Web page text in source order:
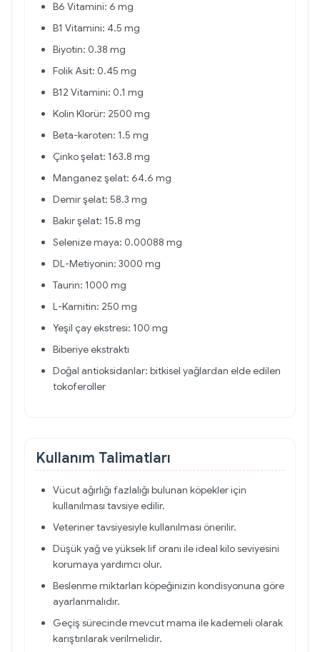
B6 Vitamini: 6 mg
B1 Vitamini: 4.5 mg
Biyotin: 0.38 mg
Folik Asit: 0.45 mg
B12 Vitamini: 0.1 mg
Kolin Klorür: 2500 mg
Beta-karoten: 1.5 mg
Çinko şelat: 163.8 mg
Manganez şelat: 64.6 mg
Demir şelat: 58.3 mg
Bakır şelat: 15.8 mg
Selenize maya: 0.00088 mg
DL-Metiyonin: 3000 mg
Taurin: 1000 mg
L-Karnitin: 250 mg
Yeşil çay ekstresi: 100 mg
Biberiye ekstraktı
Doğal antioksidanlar: bitkisel yağlardan elde edilen
tokoferoller
Kullanım Talimatları
Vücut ağırlığı fazlalığı bulunan köpekler için
kullanılması tavsiye edilir.
Veteriner tavsiyesiyle kullanılması önerilir.
Düşük yağ ve yüksek lif oranı ile ideal kilo seviyesini
korumaya yardımcı olur.
Beslenme miktarları köpeğinizin kondisyonuna göre
ayarlanmalıdır.
Geçiş sürecinde mevcut mama ile kademeli olarak
karıştırılarak verilmelidir.